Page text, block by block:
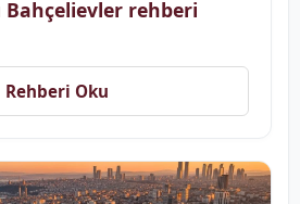
Bahçelievler rehberi
Rehberi Oku